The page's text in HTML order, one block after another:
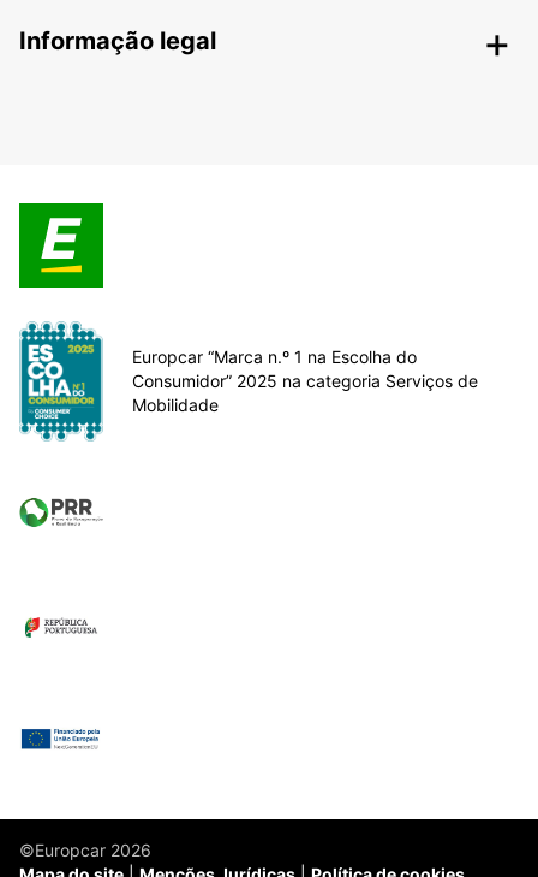
Informação legal
Europcar “Marca n.º 1 na Escolha do
Consumidor” 2025 na categoria Serviços de
Mobilidade
©Europcar 2026